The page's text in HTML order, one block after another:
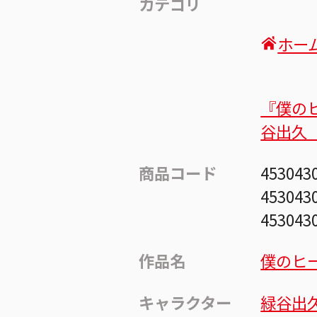
ホー
『僕
谷出
商品コード
作品名
僕のヒ
キャラクター
緑谷出